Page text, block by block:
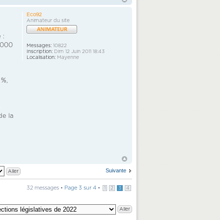
:
la
Eco92
Animateur du site
Messages: 10822
Inscription: Dim 12 Juin 2011 18:43
Localisation: Mayenne
Suivante
32 messages • Page 3 sur 4 • 1 2 3 4